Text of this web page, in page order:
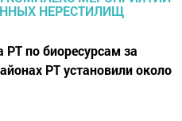
РТ по биоресурсам за
РТ установили около